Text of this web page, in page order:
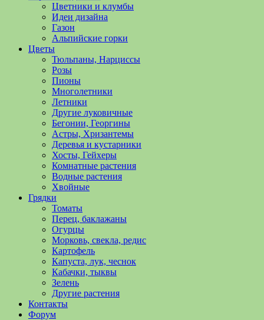
выращиванииЦветники и клумбы
Идеи дизайна
Газон
Альпийские горки
Цветы
Тюльпаны, Нарциссы
Розы
Пионы
Многолетники
Летники
Другие луковичные
Бегонии, Георгины
Астры, Хризантемы
Деревья и кустарники
Хосты, Гейхеры
Комнатные растения
Водные растения
Хвойные
Грядки
Томаты
Перец, баклажаны
Огурцы
Морковь, свекла, редис
Картофель
Капуста, лук, чеснок
Кабачки, тыквы
Зелень
Другие растения
Контакты
Форум